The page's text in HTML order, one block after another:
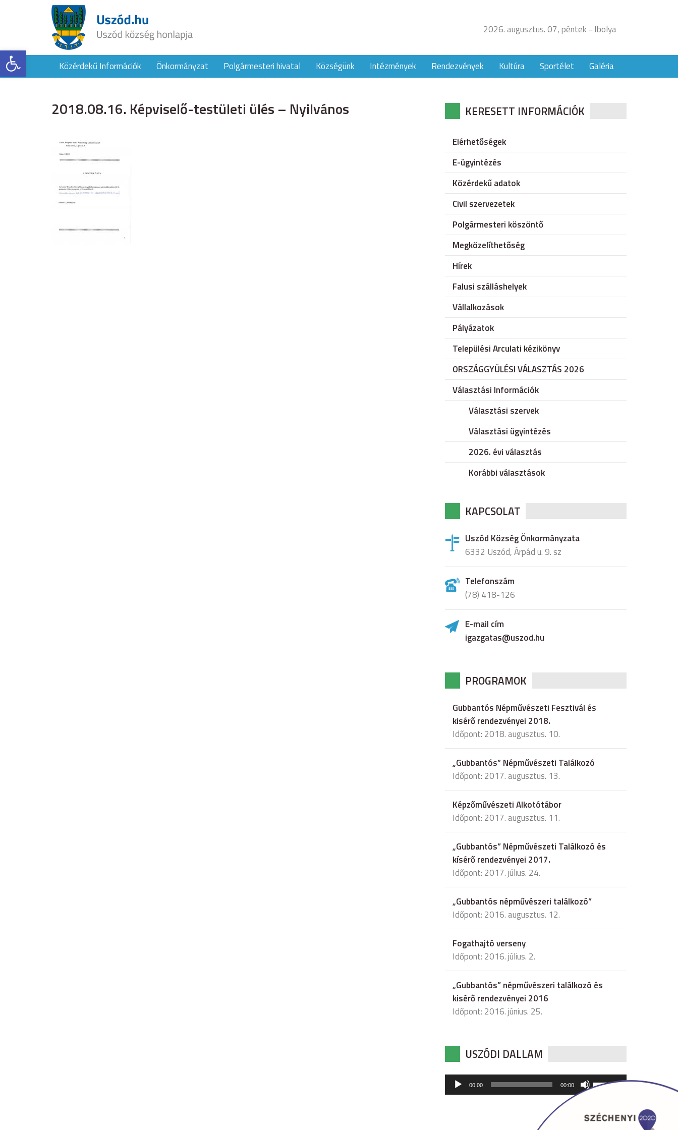
Eszköztár megnyitása
2026. augusztus. 07, péntek - Ibolya
Közérdekű Információk Önkormányzat Polgármesteri hivatal Községünk Intézmények Rendezvények Kultúra Sportélet Galéria
2018.08.16. Képviselő-testületi ülés – Nyilvános KERESETT INFORMÁCIÓK
Elérhetőségek
E-ügyintézés
Közérdekű adatok
Civil szervezetek
Polgármesteri köszöntő
Megközelíthetőség
Hírek
Falusi szálláshelyek
Vállalkozások
Pályázatok
Települési Arculati kézikönyv
ORSZÁGGYÜLÉSI VÁLASZTÁS 2026
Választási Információk
Választási szervek
Választási ügyintézés
2026. évi választás
Korábbi választások
KAPCSOLAT
Uszód Község Önkormányzata
6332 Uszód, Árpád u. 9. sz
Telefonszám
(78) 418-126
E-mail cím
igazgatas@uszod.hu
PROGRAMOK
Gubbantós Népművészeti Fesztivál és
kisérő rendezvényei 2018.
Időpont: 2018. augusztus. 10.
„Gubbantós” Népművészeti Találkozó
Időpont: 2017. augusztus. 13.
Képzőművészeti Alkotótábor
Időpont: 2017. augusztus. 11.
„Gubbantós” Népművészeti Találkozó és
kísérő rendezvényei 2017.
Időpont: 2017. július. 24.
„Gubbantós népművészeri találkozó”
Időpont: 2016. augusztus. 12.
Fogathajtó verseny
Időpont: 2016. július. 2.
„Gubbantós” népművészeri találkozó és
kisérő rendezvényei 2016
Időpont: 2016. június. 25.
USZÓDI DALLAM
Audió
lejátszó
00:00 00:00
hangerő
csökkentéséhez